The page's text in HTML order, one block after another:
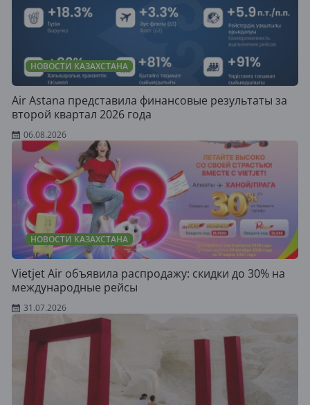
НОВОСТИ КАЗАХСТАНА
Air Astana представила финансовые результаты за
второй квартал 2026 года
06.08.2026
НОВОСТИ КАЗАХСТАНА
Vietjet Air объявила распродажу: скидки до 30% на
международные рейсы
31.07.2026